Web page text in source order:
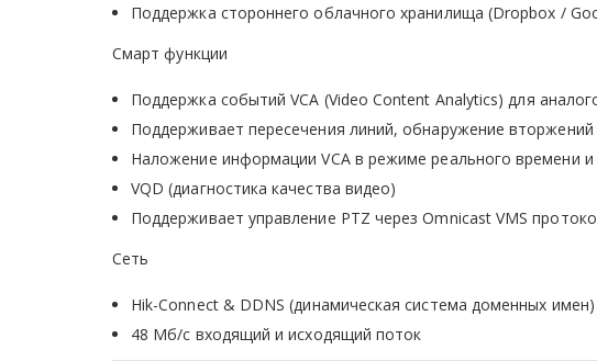
Поддержка стороннего облачного хранилища (Dropbox /
Смарт функции
Поддержка событий VCA (Video Content Analytics) для
Поддерживает пересечения линий, обнаружение
Наложение информации VCA в режиме реального времени и
VQD (диагностика качества видео)
Поддерживает управление PTZ через Omnicast VMS
Сеть
Hik-Connect & DDNS (динамическая система доменных
48 Мб/с входящий и исходящий поток